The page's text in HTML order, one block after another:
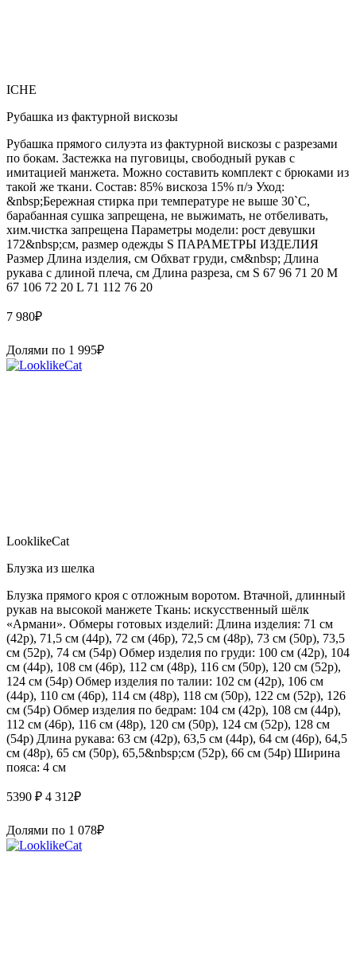
ICHE
Рубашка из фактурной вискозы
Рубашка прямого силуэта из фактурной вискозы с разрезами
по бокам. Застежка на пуговицы, свободный рукав с
имитацией манжета. Можно составить комплект с брюками из
такой же ткани. Состав: 85% вискоза 15% п/э Уход:
&nbsp;Бережная стирка при температуре не выше 30`C,
барабанная сушка запрещена, не выжимать, не отбеливать,
хим.чистка запрещена Параметры модели: рост девушки
172&nbsp;см, размер одежды S ПАРАМЕТРЫ ИЗДЕЛИЯ
Размер Длина изделия, см Обхват груди, см&nbsp; Длина
рукава с длиной плеча, см Длина разреза, см S 67 96 71 20 M
67 106 72 20 L 71 112 76 20
7 980₽
Долями по 1 995₽
LooklikeCat
Блузка из шелка
Блузка прямого кроя с отложным воротом. Втачной, длинный
рукав на высокой манжете Ткань: искусственный шёлк
«Армани». Обмеры готовых изделий: Длина изделия: 71 см
(42р), 71,5 см (44р), 72 см (46р), 72,5 см (48р), 73 см (50р), 73,5
см (52р), 74 см (54р) Обмер изделия по груди: 100 см (42р), 104
см (44р), 108 см (46р), 112 см (48р), 116 см (50р), 120 см (52р),
124 см (54р) Обмер изделия по талии: 102 см (42р), 106 см
(44р), 110 см (46р), 114 см (48р), 118 см (50р), 122 см (52р), 126
см (54р) Обмер изделия по бедрам: 104 см (42р), 108 см (44р),
112 см (46р), 116 см (48р), 120 см (50р), 124 см (52р), 128 см
(54р) Длина рукава: 63 см (42р), 63,5 см (44р), 64 см (46р), 64,5
см (48р), 65 см (50р), 65,5&nbsp;см (52р), 66 см (54р) Ширина
пояса: 4 см
5390 ₽ 4 312₽
Долями по 1 078₽